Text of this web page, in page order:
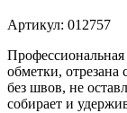
Артикул: 012757
Профессиональная
обметки, отрезана
без швов, не
собирает и